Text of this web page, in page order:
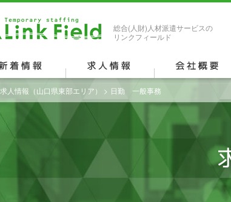
総合(人財)人材派遣サービスの
リンクフィールド
求人情報（山口県東部エリア） > 日勤 一般事務